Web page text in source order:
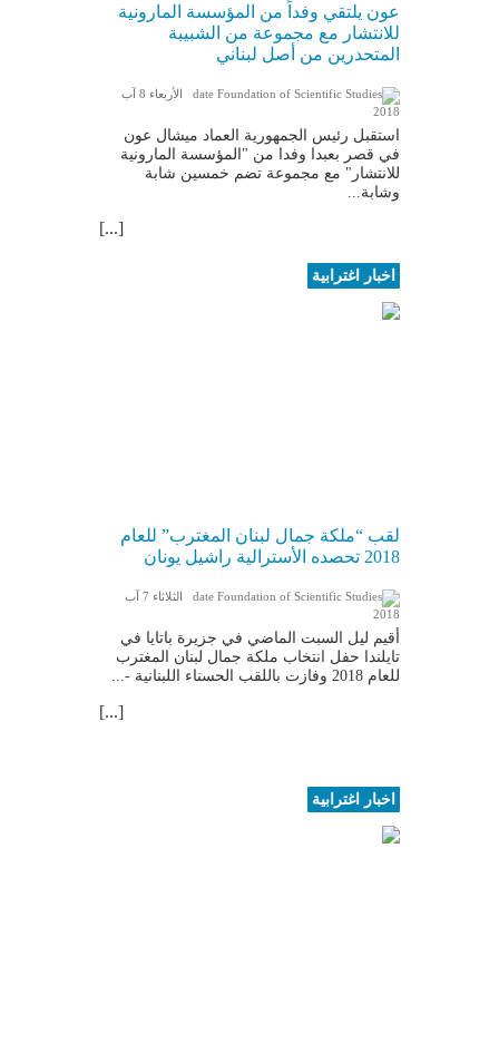
عون يلتقي وفداً من المؤسسة المارونية
للانتشار مع مجموعة من الشبيبة
المتحدرين من أصل لبناني
الأربعاء 8 آب
2018
استقبل رئيس الجمهورية العماد ميشال عون
في قصر بعبدا وفدا من "المؤسسة المارونية
للانتشار" مع مجموعة تضم خمسين شابة
وشابة...
[...]
اخبار اغترابية
لقب “ملكة جمال لبنان المغترب” للعام
2018 تحصده الأسترالية راشيل يونان
الثلاثاء 7 آب
2018
أقيم ليل السبت الماضي في جزيرة باتايا في
تايلندا حفل انتخاب ملكة جمال لبنان المغترب
للعام 2018 وفازت باللقب الحسناء اللبنانية -...
[...]
اخبار اغترابية